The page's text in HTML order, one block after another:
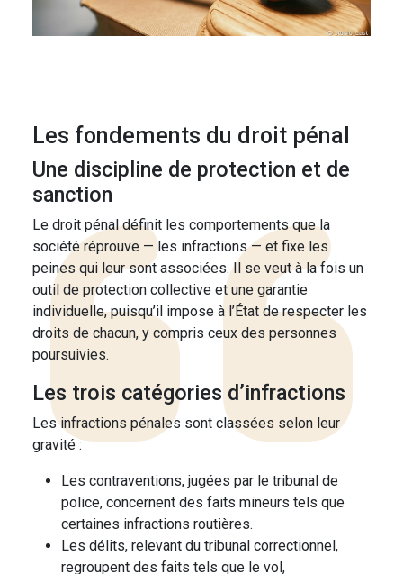
Les fondements du droit pénal
Une discipline de protection et de
sanction
Le droit pénal définit les comportements que la
société réprouve — les infractions — et fixe les
peines qui leur sont associées. Il se veut à la fois un
outil de protection collective et une garantie
individuelle, puisqu’il impose à l’État de respecter les
droits de chacun, y compris ceux des personnes
poursuivies.
Les trois catégories d’infractions
Les infractions pénales sont classées selon leur
gravité :
Les contraventions, jugées par le tribunal de
police, concernent des faits mineurs tels que
certaines infractions routières.
Les délits, relevant du tribunal correctionnel,
regroupent des faits tels que le vol,